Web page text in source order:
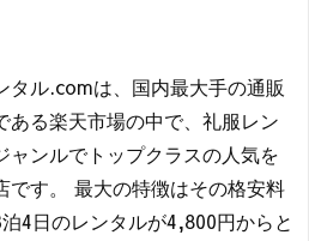
タル.comは、国内最大手の通販
ある楽天市場の中で、礼服レン
ャンルでトップクラスの人気を
です。 最大の特徴はその格安料
4日のレンタルが4,800円からと